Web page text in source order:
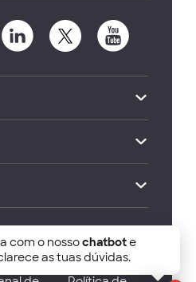
School of Economics
com o nossochatbote
as tuas dúvidas.